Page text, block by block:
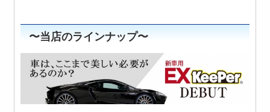
〜当店のラインナップ〜